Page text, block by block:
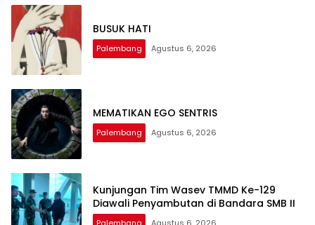
BUSUK HATI
Palembang Agustus 6, 2026
MEMATIKAN EGO SENTRIS
Palembang Agustus 6, 2026
Kunjungan Tim Wasev TMMD Ke-129
Diawali Penyambutan di Bandara SMB II